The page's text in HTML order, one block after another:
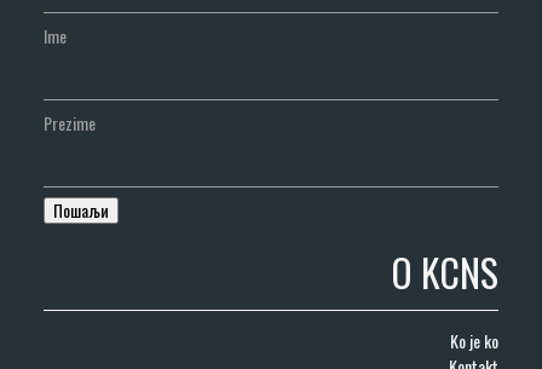
Ime
Prezime
O KCNS
Ko je ko